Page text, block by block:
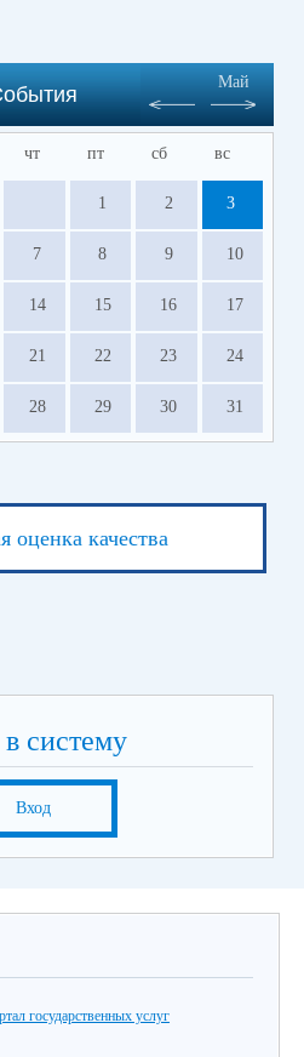
Май
чт пт сб вс
1 2 3
7 8 9 10
14 15 16 17
21 22 23 24
28 29 30 31
оценка качества
систему
Вход
государственных услуг